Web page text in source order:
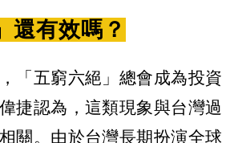
還有效嗎？
「五窮六絕」總會成為投資
捷認為，這類現象與台灣過
關。由於台灣長期扮演全球